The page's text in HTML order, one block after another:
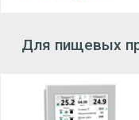
Для пищевых